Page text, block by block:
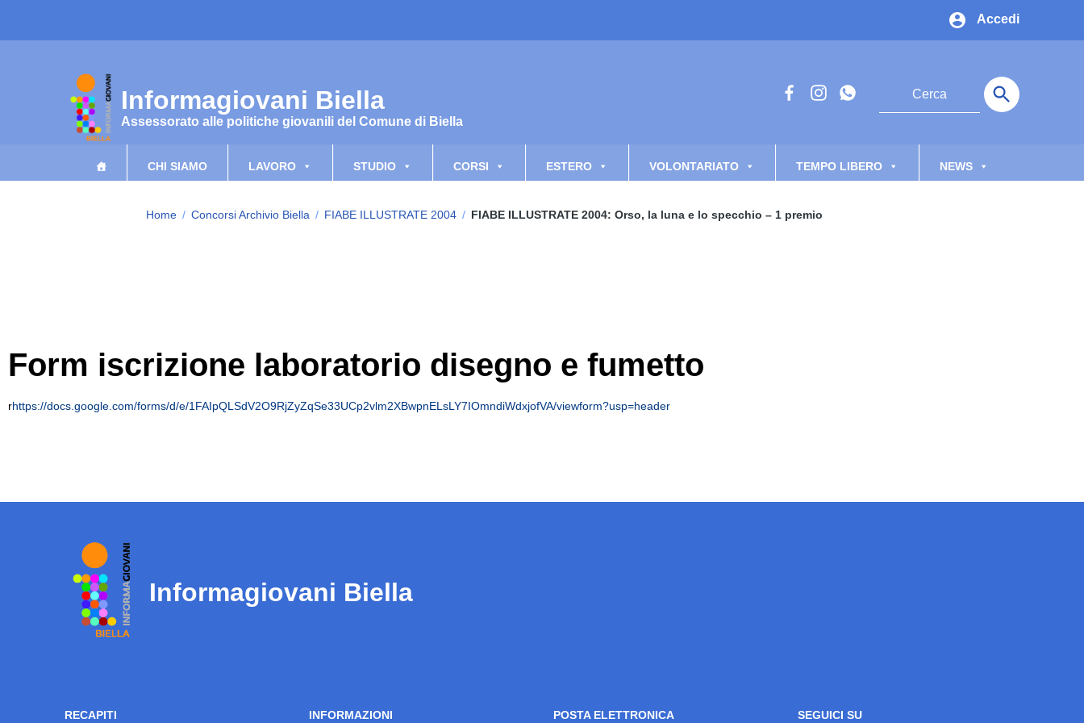
Vai al footer
Accedi
Informagiovani Biella
Assessorato alle politiche giovanili del Comune di Biella
CHI SIAMO LAVORO STUDIO CORSI ESTERO VOLONTARIATO TEMPO LIBERO NEWS
Home / Concorsi Archivio Biella / FIABE ILLUSTRATE 2004 / FIABE ILLUSTRATE 2004: Orso, la luna e lo specchio – 1 premio
Form iscrizione laboratorio disegno e fumetto
rhttps://docs.google.com/forms/d/e/1FAIpQLSdV2O9RjZyZqSe33UCp2vlm2XBwpnELsLY7IOmndiWdxjofVA/viewform?usp=header
Informagiovani Biella
RECAPITI INFORMAZIONI POSTA ELETTRONICA SEGUICI SU